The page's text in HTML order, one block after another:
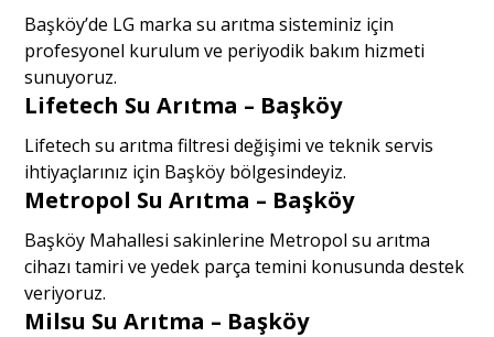
Başköy’de LG marka su arıtma sisteminiz için
profesyonel kurulum ve periyodik bakım hizmeti
sunuyoruz.
Lifetech Su Arıtma – Başköy
Lifetech su arıtma filtresi değişimi ve teknik servis
ihtiyaçlarınız için Başköy bölgesindeyiz.
Metropol Su Arıtma – Başköy
Başköy Mahallesi sakinlerine Metropol su arıtma
cihazı tamiri ve yedek parça temini konusunda destek
veriyoruz.
Milsu Su Arıtma – Başköy